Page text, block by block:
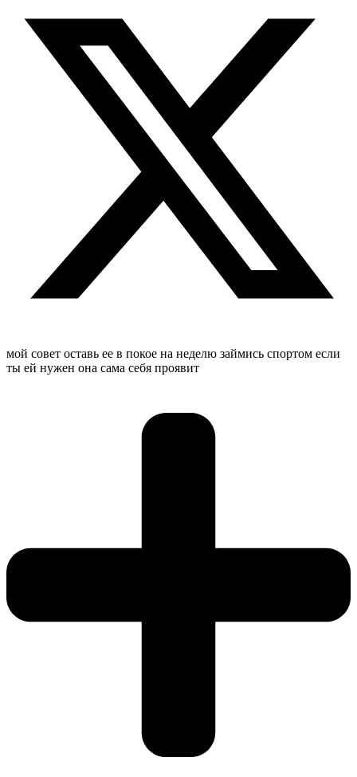
мой совет оставь ее в покое на неделю займись спортом если
ты ей нужен она сама себя проявит